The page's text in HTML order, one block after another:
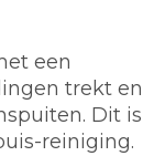
een
trekt en
Dit is
reiniging.